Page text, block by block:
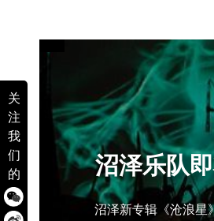
关
注
我
们
的
沼泽乐队
沼泽新专辑《沧浪星